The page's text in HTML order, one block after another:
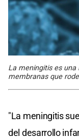
La meningitis es
membranas que
"La meningitis
del desarrollo